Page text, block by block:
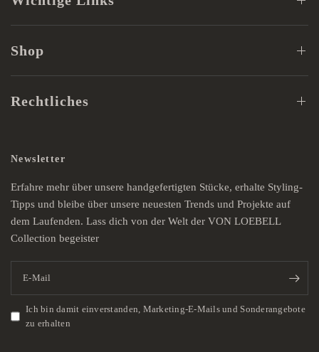
Shop
Rechtliches
Newsletter
Erfahre mehr über unsere handgefertigten Stücke, erhalte Styling-
Tipps und bleibe über unsere neuesten Trends und Projekte auf
dem Laufenden. Lass dich von der Welt der VON LOEBELL
Collection begeister
E-Mail
Ich bin damit einverstanden, Marketing-E-Mails und Sonderangebote
zu erhalten